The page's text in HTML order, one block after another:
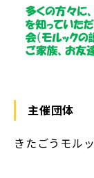
主催団体
きたごうモル